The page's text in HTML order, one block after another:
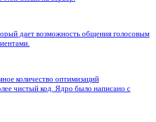
дает возможность общения голосовым
количество оптимизаций
чистый код. Ядро было написано с